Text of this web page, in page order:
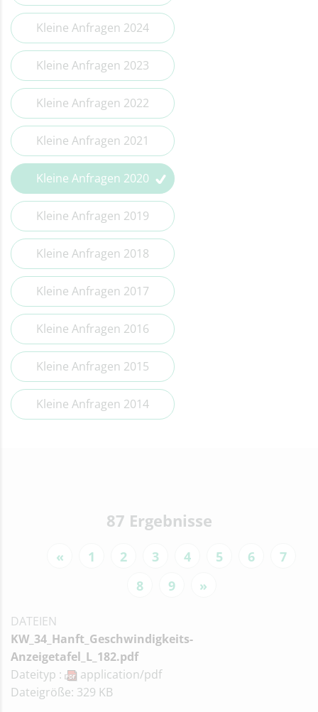
Kleine Anfragen 2014
Kleine Anfragen 2024
Kleine Anfragen 2023
Kleine Anfragen 2022
Kleine Anfragen 2021
Kleine Anfragen 2020
Kleine Anfragen 2019
Kleine Anfragen 2018
Kleine Anfragen 2017
Kleine Anfragen 2016
Kleine Anfragen 2015
Kleine Anfragen 2014
87 Ergebnisse
« 1 2 3 4 5 6
7
8
9 »
DATEIEN
KW_34_Hanft_Geschwindigkeits-
Anzeigetafel_L_182.pdf
Dateityp :
application/pdf
Dateigröße: 329 KB